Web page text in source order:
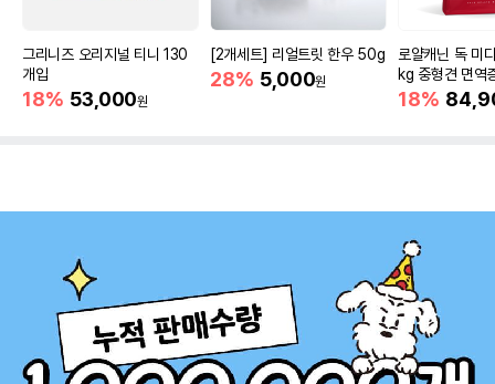
그리니즈 오리지널 티니 130
개입
18% 53,000원
[2개세트] 리얼트릿 한우 50g
28% 5,000원
로얄캐닌 독 미
kg 중형견 면역
18%